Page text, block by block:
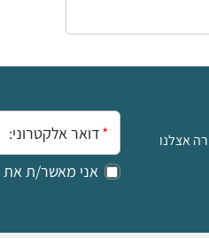
אצלנו
אימייל:
אני מאשר/ת את